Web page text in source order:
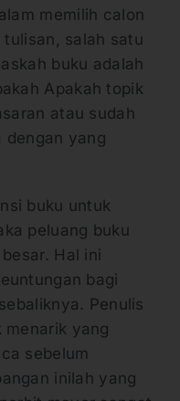
memilih calon
salah satu
buku adalah
Apakah topik
atau sudah
dengan yang
buku untuk
peluang buku
Hal ini
bagi
Penulis
menarik yang
sebelum
inilah yang